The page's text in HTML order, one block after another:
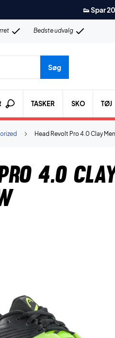
👟 Spar
Bedste udvalg
Søg
TASKER SKO TØJ
Head Revolt Pro 4.0 Clay
4.0